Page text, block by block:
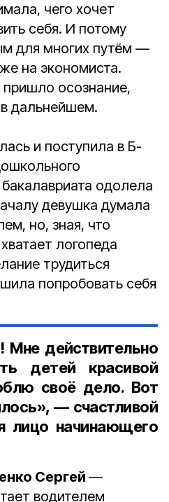
чего хочет
себя. И потому
для многих путём —
на экономиста.
осознание,
дальнейшем.
и поступила в Б­
одолела
девушка думала
но, зная, что
логопеда
трудиться
попробовать себя
Мне действительно
детей красивой
своё дело. Вот
— счастливой
лицо начинающего
Сергей —
водителем